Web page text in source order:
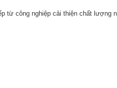
từ công nghiệp cải thiện chất lượng